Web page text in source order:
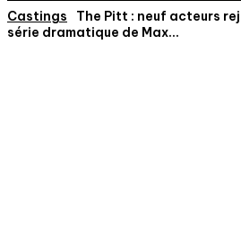
Castings
The Pitt : neuf acteurs
série dramatique de Max...